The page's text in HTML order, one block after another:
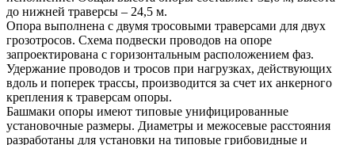
до нижней траверсы – 24,5 м.
Опора выполнена с двумя тросовыми траверсами для двух
грозотросов. Схема подвески проводов на опоре
запроектирована с горизонтальным расположением фаз.
Удержание проводов и тросов при нагрузках, действующих
вдоль и поперек трассы, производится за счет их анкерного
крепления к траверсам опоры.
Башмаки опоры имеют типовые унифицированные
установочные размеры. Диаметры и межосевые расстояния
разработаны для установки на типовые грибовидные и